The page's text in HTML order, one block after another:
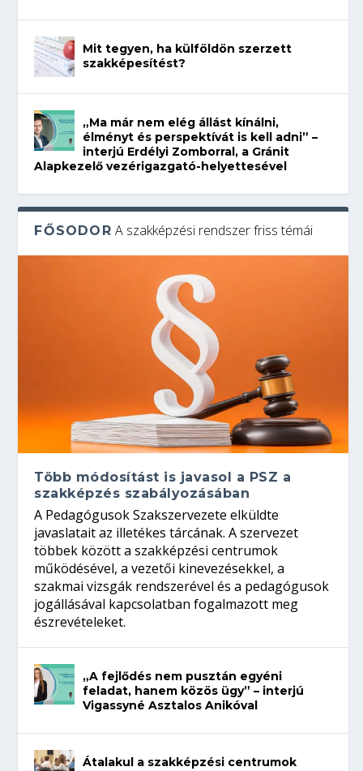
Mit tegyen, ha külföldön szerzett
szakképesítést?
„Ma már nem elég állást kínálni,
élményt és perspektívát is kell adni” –
interjú Erdélyi Zomborral, a Gránit
Alapkezelő vezérigazgató-helyettesével
FŐSODOR A szakképzési rendszer friss témái
Több módosítást is javasol a PSZ a
szakképzés szabályozásában
A Pedagógusok Szakszervezete elküldte
javaslatait az illetékes tárcának. A szervezet
többek között a szakképzési centrumok
működésével, a vezetői kinevezésekkel, a
szakmai vizsgák rendszerével és a pedagógusok
jogállásával kapcsolatban fogalmazott meg
észrevételeket.
„A fejlődés nem pusztán egyéni
feladat, hanem közös ügy” – interjú
Vigassyné Asztalos Anikóval
Átalakul a szakképzési centrumok